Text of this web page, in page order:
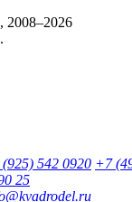
542 0920 +7
25